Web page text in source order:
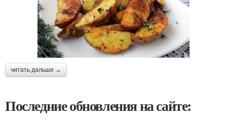
читать дальше →
Последние обновления на сайте: